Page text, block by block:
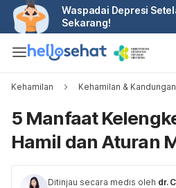
Waspadai Depresi
Sekarang!
Kehamilan Kehamilan & Kandungan
5 Manfaat
Hamil dan Aturan
Ditinjau secara medis oleh dr.